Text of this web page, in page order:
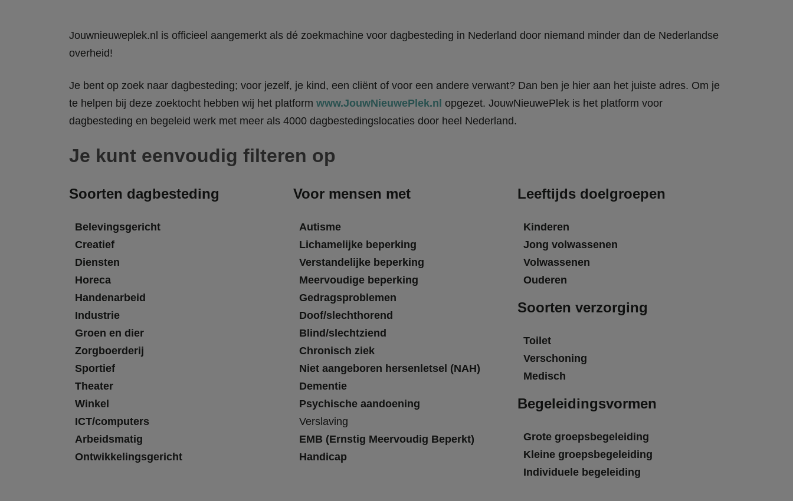
Jouwnieuweplek.nl is officieel aangemerkt als dé zoekmachine voor dagbesteding in Nederland door niemand minder dan de Nederlandse
overheid!
Je bent op zoek naar dagbesteding; voor jezelf, je kind, een cliënt of voor een andere verwant? Dan ben je hier aan het juiste adres. Om je
te helpen bij deze zoektocht hebben wij het platform www.JouwNieuwePlek.nl opgezet. JouwNieuwePlek is het platform voor
dagbesteding en begeleid werk met meer als 4000 dagbestedingslocaties door heel Nederland.
Je kunt eenvoudig filteren op
Soorten dagbesteding
Belevingsgericht
Creatief
Diensten
Horeca
Handenarbeid
Industrie
Groen en dier
Zorgboerderij
Sportief
Theater
Winkel
ICT/computers
Arbeidsmatig
Ontwikkelingsgericht
Voor mensen met
Autisme
Lichamelijke beperking
Verstandelijke beperking
Meervoudige beperking
Gedragsproblemen
Doof/slechthorend
Blind/slechtziend
Chronisch ziek
Niet aangeboren hersenletsel (NAH)
Dementie
Psychische aandoening
Verslaving
EMB (Ernstig Meervoudig Beperkt)
Handicap
Leeftijds doelgroepen
Kinderen
Jong volwassenen
Volwassenen
Ouderen
Soorten verzorging
Toilet
Verschoning
Medisch
Begeleidingsvormen
Grote groepsbegeleiding
Kleine groepsbegeleiding
Individuele begeleiding